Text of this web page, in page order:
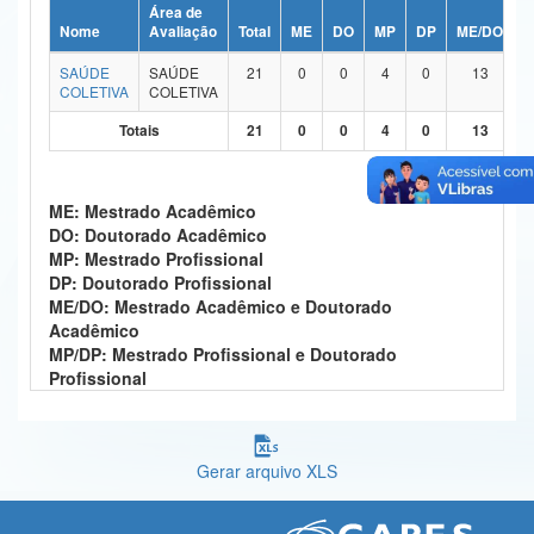
Ministério da Ciência, Tecnologia, Inovações e Comunicações
Ministério do Meio Ambiente
Ministério do Turismo
Controladoria-Geral da União
Ministério da Mulher, da Família e dos Direitos Humanos
Secretaria-Geral
Secretaria de Governo
Banco Central do Brasil
Nome
Área de
Avaliação
Total ME DO MP DP ME/DO
SAÚDE
COLETIVA
SAÚDE
COLETIVA
21 0 0 4 0 13
Totais 21 0 0 4 0 13
ME: Mestrado Acadêmico
DO: Doutorado Acadêmico
MP: Mestrado Profissional
DP: Doutorado Profissional
ME/DO: Mestrado Acadêmico e Doutorado
Acadêmico
MP/DP: Mestrado Profissional e Doutorado
Profissional
Gerar arquivo XLS